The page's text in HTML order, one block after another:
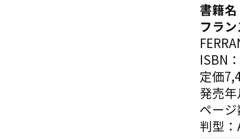
書籍名
フラ
ISBN
定価
発売
ページ
判型